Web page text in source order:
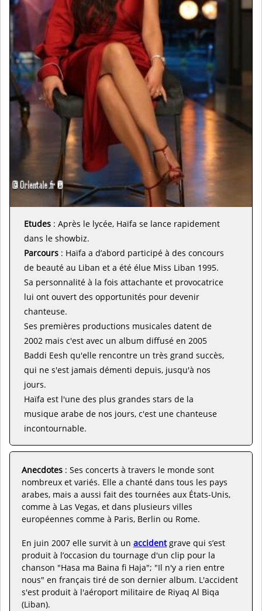
Etudes : Après le lycée, Haïfa se lance rapidement
dans le showbiz.
Parcours : Haïfa a d’abord participé à des concours
de beauté au Liban et a été élue Miss Liban 1995.
Sa personnalité à la fois attachante et provocatrice
lui ont ouvert des opportunités pour devenir
chanteuse.
Ses premières productions musicales datent de
2002 mais c'est avec un album diffusé en 2005
Baddi Eesh qu'elle rencontre un très grand succès,
qui ne s'est jamais démenti depuis, jusqu'à nos
jours.
Haïfa est l'une des plus grandes stars de la
musique arabe de nos jours, c'est une chanteuse
incontournable.
Anecdotes : Ses concerts à travers le monde sont
nombreux et variés. Elle a chanté dans tous les pays
arabes, mais a aussi fait des tournées aux États-Unis,
comme à Las Vegas, et dans plusieurs villes
européennes comme à Paris, Berlin ou Rome.
En juin 2007 elle survit à un accident grave qui s’est
produit à l’occasion du tournage d'un clip pour la
chanson "Hasa ma Baina fi Haja"; "Il n'y a rien entre
nous" en français tiré de son dernier album. L'accident
s'est produit à l'aéroport militaire de Riyaq Al Biqa
(Liban).